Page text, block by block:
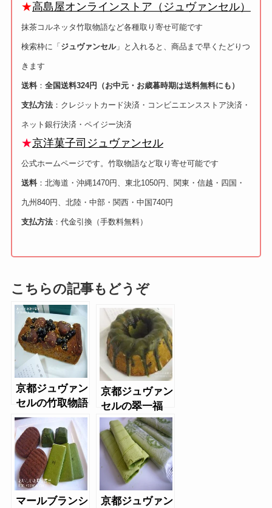
★高島屋オンラインストア（ジュヴァンセル）
抹茶コルネッタ竹取物語など各種取り寄せ可能です
検索枠に「 ジュヴァンセル」と入れると、商品まで早くたどりつ
きます
送料： 全国送料324円（お中元・お歳暮時期は送料無料にも）
支払方法：クレジットカード決済・コンビニエンスストア決済・
ネット銀行決済・ペイジー決済
★京洋菓子司ジュヴァンセル
公式ホームページです。竹取物語など取り寄せ可能です
送料：北海道・沖縄1470円、東北1050円、関東・信越・四国・
九州840円、北陸・中部・関西・中国740円
支払方法：代金引換（手数料無料）
こちらの記事もどうぞ
京都ジュヴァン
セルの竹取物語
京都ジュヴァン
セルの翠一福
マールブランシ
京都ジュヴァン